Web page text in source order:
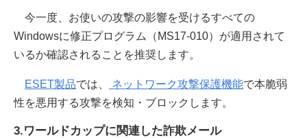
今一度、お使いの攻撃の影響を受けるすべての
Windowsに修正プログラム（MS17-010）が適用されて
いるか確認されることを推奨します。
ESET製品では、 ネットワーク攻撃保護機能で本脆弱
性を悪用する攻撃を検知・ブロックします。
3.ワールドカップに関連した詐欺メール